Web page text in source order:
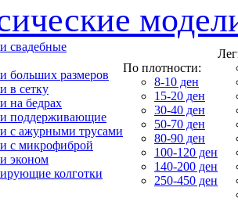
свадебные
больших размеров
в сетку
на бедрах
поддерживающие
с ажурными трусами
с микрофиброй
эконом
колготки
По плотности:
8-10 ден
15-20 ден
30-40 ден
50-70 ден
80-90 ден
100-120 ден
140-200 ден
250-450 ден